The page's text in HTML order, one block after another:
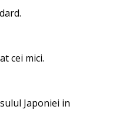
cei mici.
Japoniei in